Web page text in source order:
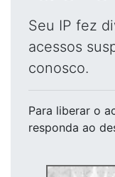
Seu IP fez
acessos
conosco.
Para liberar o
responda ao